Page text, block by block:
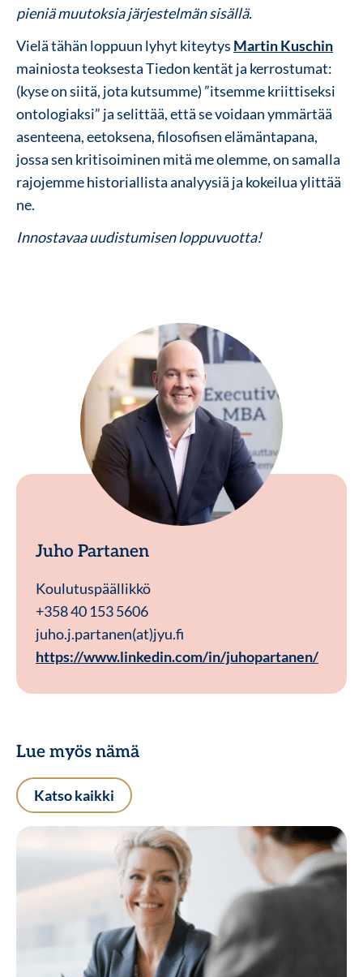
pieniä muutoksia järjestelmän sisällä.
Vielä tähän loppuun lyhyt kiteytys Martin Kuschin
mainiosta teoksesta Tiedon kentät ja kerrostumat:
(kyse on siitä, jota kutsumme) ”itsemme kriittiseksi
ontologiaksi” ja selittää, että se voidaan ymmärtää
asenteena, eetoksena, filosofisen elämäntapana,
jossa sen kritisoiminen mitä me olemme, on samalla
rajojemme historiallista analyysiä ja kokeilua ylittää
ne.
Innostavaa uudistumisen loppuvuotta!
Juho Partanen
Koulutuspäällikkö
+358 40 153 5606
juho.j.partanen(at)jyu.fi
https://www.linkedin.com/in/juhopartanen/
Lue myös nämä
Katso kaikki